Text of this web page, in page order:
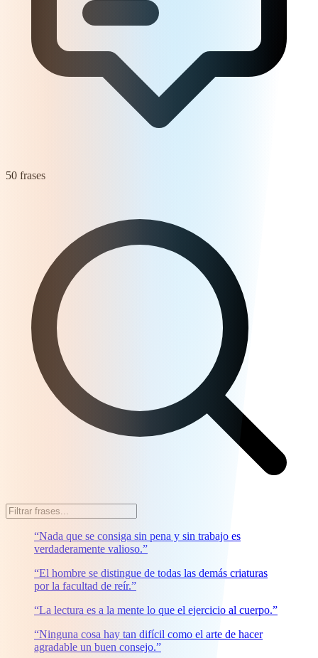
50 frases
“Nada que se consiga sin pena y sin trabajo es
verdaderamente valioso.”
“El hombre se distingue de todas las demás criaturas
por la facultad de reír.”
“La lectura es a la mente lo que el ejercicio al cuerpo.”
“Ninguna cosa hay tan difícil como el arte de hacer
agradable un buen consejo.”